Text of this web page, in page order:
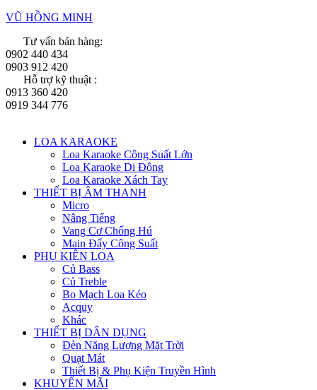
VŨ HỒNG MINH
Tư vấn bán hàng:
0902 440 434
0903 912 420
Hỗ trợ kỹ thuật :
0913 360 420
0919 344 776
Menu
LOA KARAOKE
Loa Karaoke Công Suất Lớn
Loa Karaoke Di Động
Loa Karaoke Xách Tay
THIẾT BỊ ÂM THANH
Micro
Nâng Tiếng
Vang Cơ Chống Hú
Main Đẩy Công Suất
PHỤ KIỆN LOA
Củ Bass
Củ Treble
Bo Mạch Loa Kéo
Acquy
Khác
THIẾT BỊ DÂN DỤNG
Đèn Năng Lượng Mặt Trời
Quạt Mát
Thiết Bị & Phụ Kiện Truyền Hình
KHUYẾN MÃI